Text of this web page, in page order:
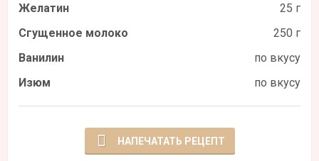
Желатин
25 г
Сгущенное молоко
250 г
Ванилин
по вкусу
Изюм
по вкусу
НАПЕЧАТАТЬ РЕЦЕПТ